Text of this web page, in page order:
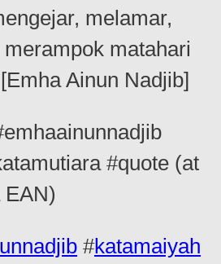
melamar,
matahari
Ainun Nadjib]
#quote (at
EAN)
#katamaiyah